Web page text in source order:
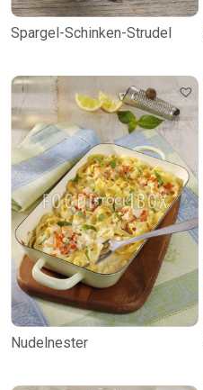
Spargel-Schinken-Strudel
Nudelnester